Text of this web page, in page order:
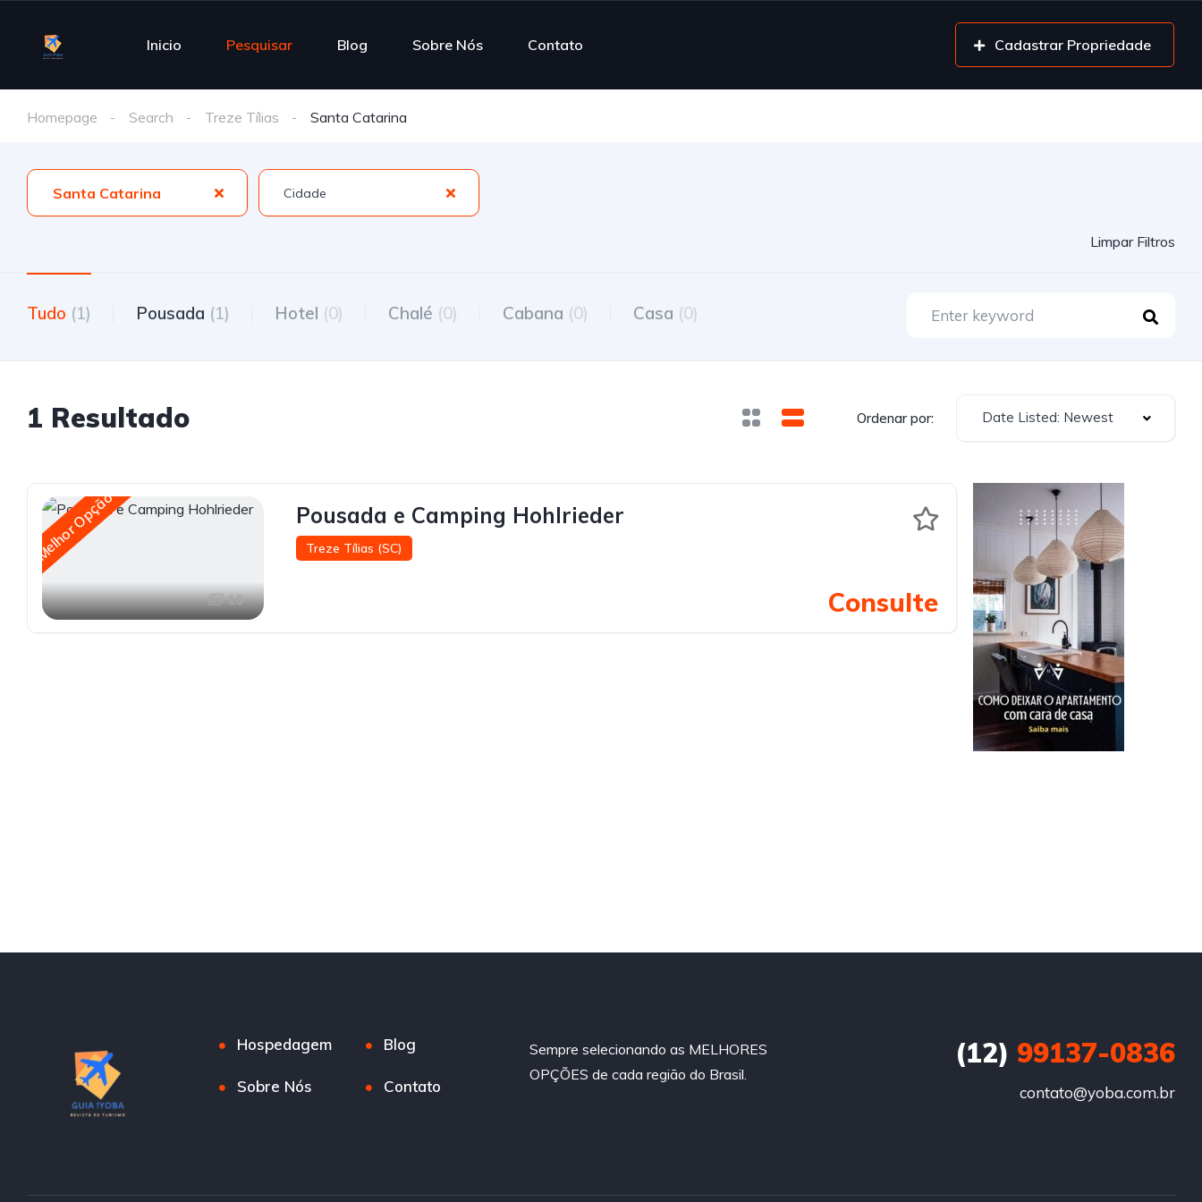
Inicio Pesquisar Blog Sobre Nós Contato Cadastrar Propriedade
Homepage Search Treze Tílias Santa Catarina
Santa Catarina
Limpar Filtros
Tudo (1) Pousada (1) Hotel (0) Chalé (0) Cabana (0) Casa (0)
1 Resultado Ordenar por: Date Listed: Newest
Melhor Opção
10
Pousada e Camping Hohlrieder
Treze Tílias (SC)
Consulte
Hospedagem Blog
Sobre Nós Contato
Sempre selecionando as MELHORES
OPÇÕES de cada região do Brasil.
(12) 99137-0836
contato@yoba.com.br